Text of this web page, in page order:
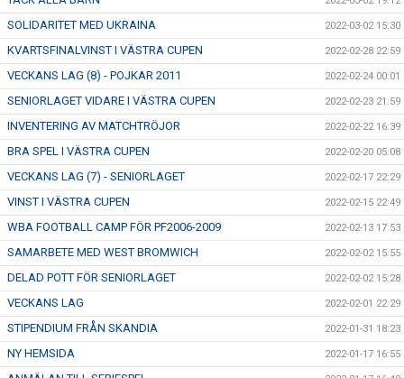
SOLIDARITET MED UKRAINA 2022-03-02 15:30
KVARTSFINALVINST I VÄSTRA CUPEN 2022-02-28 22:59
VECKANS LAG (8) - POJKAR 2011 2022-02-24 00:01
SENIORLAGET VIDARE I VÄSTRA CUPEN 2022-02-23 21:59
INVENTERING AV MATCHTRÖJOR 2022-02-22 16:39
BRA SPEL I VÄSTRA CUPEN 2022-02-20 05:08
VECKANS LAG (7) - SENIORLAGET 2022-02-17 22:29
VINST I VÄSTRA CUPEN 2022-02-15 22:49
WBA FOOTBALL CAMP FÖR PF2006-2009 2022-02-13 17:53
SAMARBETE MED WEST BROMWICH 2022-02-02 15:55
DELAD POTT FÖR SENIORLAGET 2022-02-02 15:28
VECKANS LAG 2022-02-01 22:29
STIPENDIUM FRÅN SKANDIA 2022-01-31 18:23
NY HEMSIDA 2022-01-17 16:55